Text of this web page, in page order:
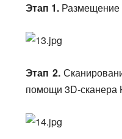
Этап 1. Размещение
Этап 2.
помощи 3D-сканера